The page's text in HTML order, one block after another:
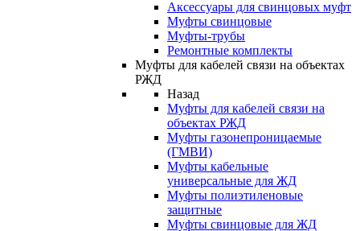
Аксессуары для свинцовых муфт
Муфты свинцовые
Муфты-трубы
Ремонтные комплекты
Муфты для кабелей связи на объектах
РЖД
Назад
Муфты для кабелей связи на
объектах РЖД
Муфты газонепроницаемые
(ГМВИ)
Муфты кабельные
универсальные для ЖД
Муфты полиэтиленовые
защитные
Муфты свинцовые для ЖД